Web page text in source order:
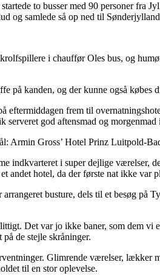
to busser med 90 personer fra
og samlede så op ned til
i chauffør Oles bus, og
på kanden, og der kunne også købes
eftermiddagen frem til
serveret god aftensmad og
Armin Gross’ Hotel Prinz Luitpold-
indkvarteret i super dejlige værelser,
andet hotel, da der første nat ikke var
busture, dels til et besøg
Det var jo ikke baner, som dem vi
de stejle skråninger.
Glimrende værelser, lækker
til en stor oplevelse.